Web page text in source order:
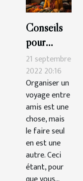
Conseils
pour
organiser
seul un
voyage
21 septembre
2022 20:16
Organiser un
voyage entre
amis est une
chose, mais
le faire seul
en est une
autre. Ceci
étant, pour